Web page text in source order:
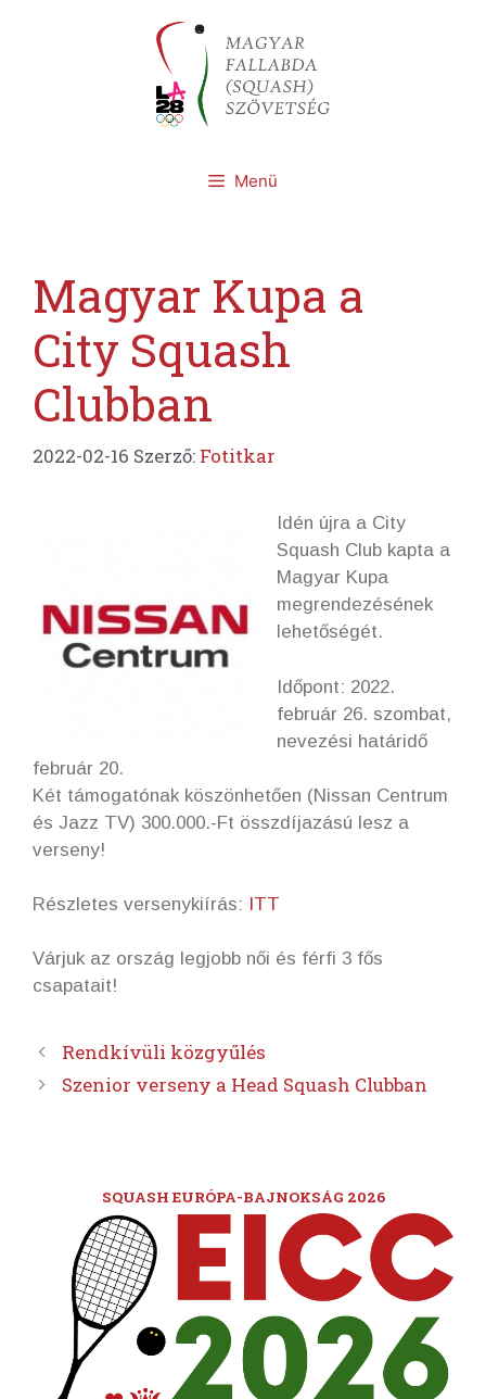
Menü
Magyar Kupa a
City Squash
Clubban
2022-02-16 Szerző: Fotitkar
Idén újra a City
Squash Club kapta a
Magyar Kupa
megrendezésének
lehetőségét.
Időpont: 2022.
február 26. szombat,
nevezési határidő
február 20.
Két támogatónak köszönhetően (Nissan Centrum
és Jazz TV) 300.000.-Ft összdíjazású lesz a
verseny!
Részletes versenykiírás: ITT
Várjuk az ország legjobb női és férfi 3 fős
csapatait!
Rendkívüli közgyűlés
Szenior verseny a Head Squash Clubban
SQUASH EURÓPA-BAJNOKSÁG 2026